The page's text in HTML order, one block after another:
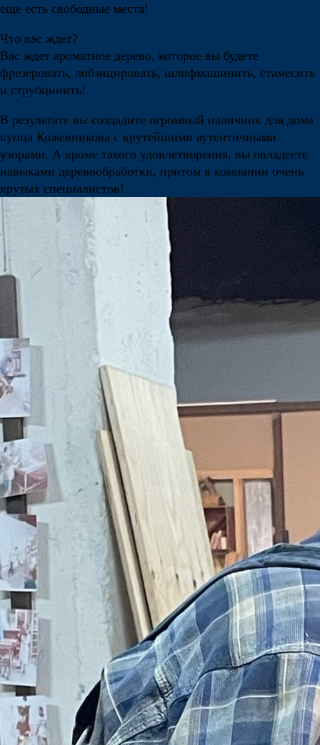
еще есть свободные места!
Что вас ждет?
Вас ждет ароматное дерево, которое вы будете
фрезеровать, лобзицировать, шлифмашинить, стамесить
и струбцинить!
В результате вы создадите огромный наличник для дома
купца Кожевникова с крутейшими аутентичными
узорами. А кроме такого удовлетворения, вы овладеете
навыками деревообработки, притом в компании очень
крутых специалистов!